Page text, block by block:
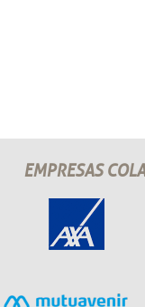
EMPRESAS